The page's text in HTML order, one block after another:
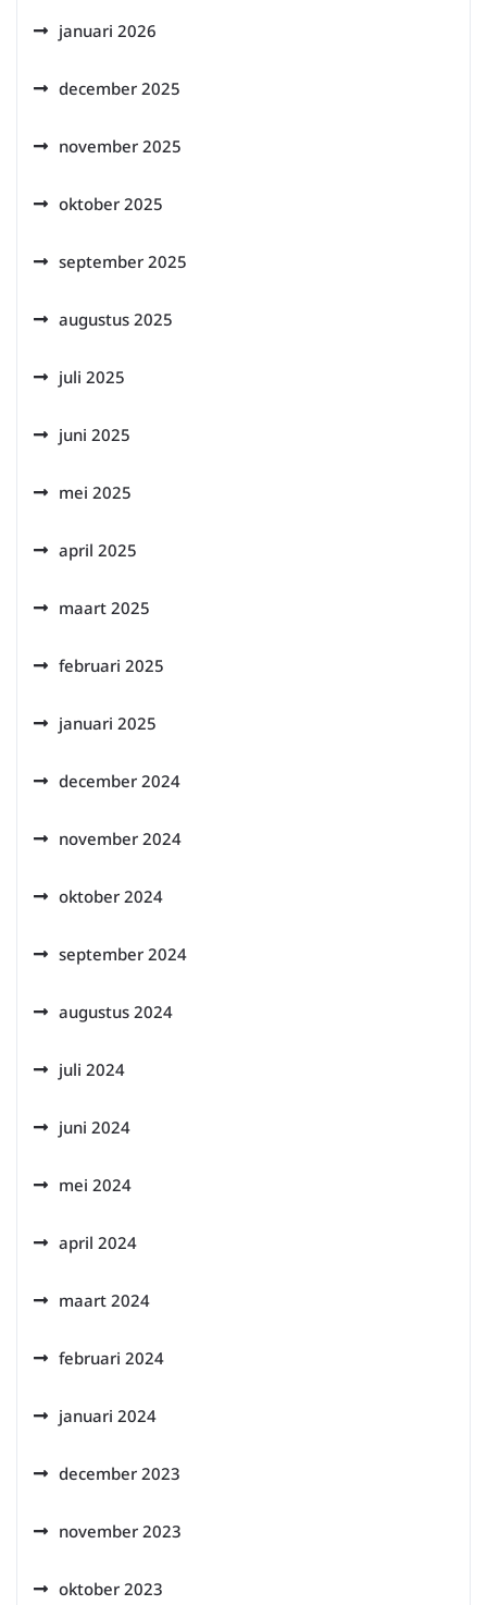
januari 2026
december 2025
november 2025
oktober 2025
september 2025
augustus 2025
juli 2025
juni 2025
mei 2025
april 2025
maart 2025
februari 2025
januari 2025
december 2024
november 2024
oktober 2024
september 2024
augustus 2024
juli 2024
juni 2024
mei 2024
april 2024
maart 2024
februari 2024
januari 2024
december 2023
november 2023
oktober 2023